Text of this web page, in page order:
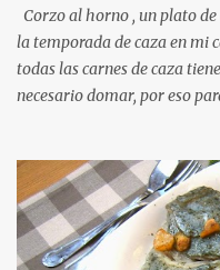
mezclados y la masa ya no
durante 10 minu...
Corzo al horno , un plato
la temporada de caza en mi
todas las carnes de caza
necesario domar, por eso
muy rico una carne tierna,
aplausos en una ocasión
pierna de corzo al horno: 1
cebollas. 1 copa de brandy.